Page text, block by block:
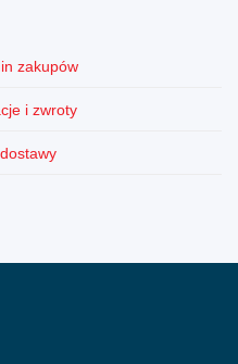
zakupów
i zwroty